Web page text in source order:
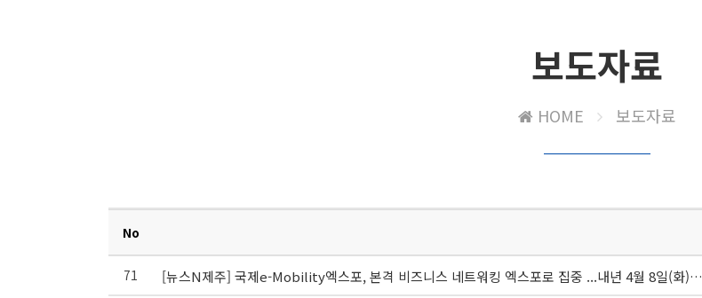
보도자료
HOME 보도자료
No
71 [뉴스N제주] 국제e-Mobility엑스포, 본격 비즈니스 네트워킹 엑스포로 집중 ...내년 4월 8일(화)…